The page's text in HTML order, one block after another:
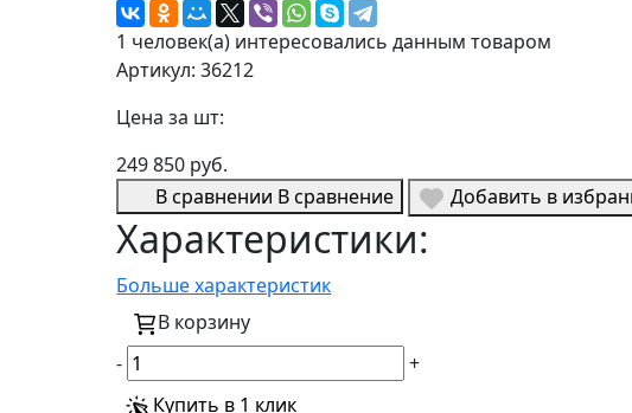
1 человек(а) интересовались данным товаром
Артикул: 36212
Цена за шт:
249 850 руб.
В сравнении В сравнение Добавить в
Характеристики:
Больше характеристик
В корзину
-
+
Купить в 1 клик